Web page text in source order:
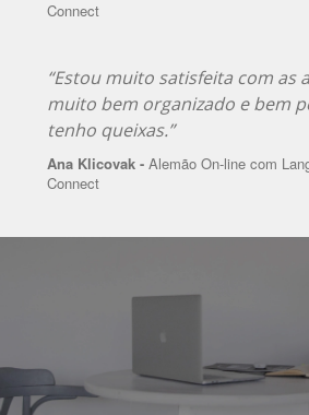
Connect
“Estou muito satisfeita com as
muito bem organizado e bem
tenho queixas.”
Ana Klicovak -Alemão On-line com
Connect